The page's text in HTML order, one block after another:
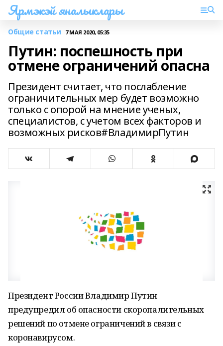
Ярмэкэй яналыклары
Общие статьи 7 МАЯ 2020, 05:35
Путин: поспешность при
отмене ограничений опасна
Президент считает, что послабление
ограничительных мер будет возможно
только с опорой на мнение ученых,
специалистов, с учетом всех факторов и
возможных рисков#ВладимирПутин
Президент России Владимир Путин
предупредил об опасности скоропалительных
решений по отмене ограничений в связи с
коронавирусом.